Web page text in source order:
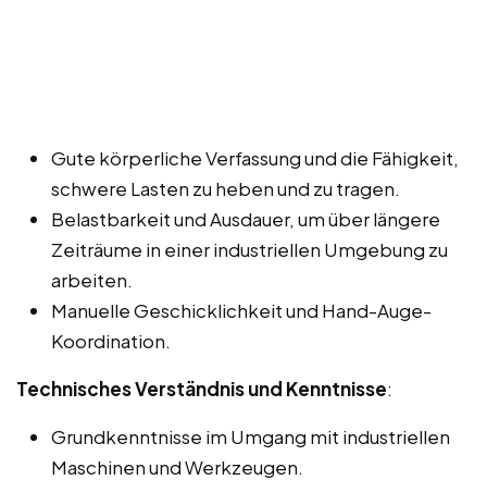
Gute körperliche Verfassung und die Fähigkeit,
schwere Lasten zu heben und zu tragen.
Belastbarkeit und Ausdauer, um über längere
Zeiträume in einer industriellen Umgebung zu
arbeiten.
Manuelle Geschicklichkeit und Hand-Auge-
Koordination.
Technisches Verständnis und Kenntnisse:
Grundkenntnisse im Umgang mit industriellen
Maschinen und Werkzeugen.